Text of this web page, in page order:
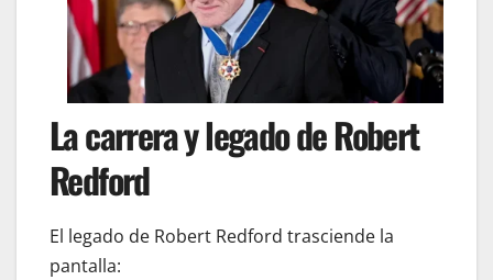
La carrera y legado de Robert
Redford
El legado de Robert Redford trasciende la
pantalla: